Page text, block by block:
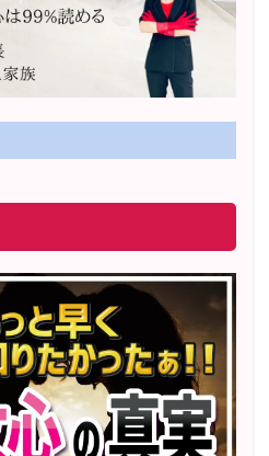
ミュニティ×講座オンラインサ
79.9「LOVEマスター講座」準
ラジオFMハイホー「LOVEマス
出演中！
ション相談実績 1500名越え
己肯定感を高めるメールレッス